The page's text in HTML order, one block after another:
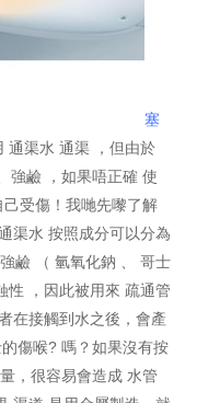
塞
通渠水 通渠 ，但由於
強鹼 ，如果唔正確 使
受傷！我哋先嚟了解
渠水 按照成分可以分為
鹼 （ 氫氧化鈉 、 哥士
性 ，因此被用來 疏通管
在接觸到水之後，會產
傷喉? 嗎？如果沒有按
，很容易會造成 水管